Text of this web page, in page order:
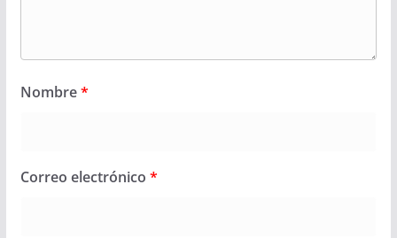
Nombre*
Correo electrónico *